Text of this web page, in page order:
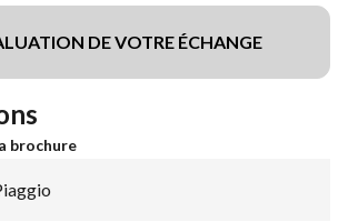
DE VOTRE ÉCHANGE
brochure